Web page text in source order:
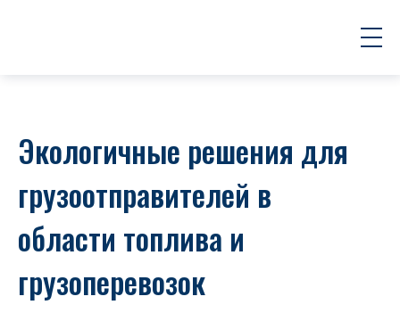
Экологичные решения для
грузоотправителей в
области топлива и
грузоперевозок